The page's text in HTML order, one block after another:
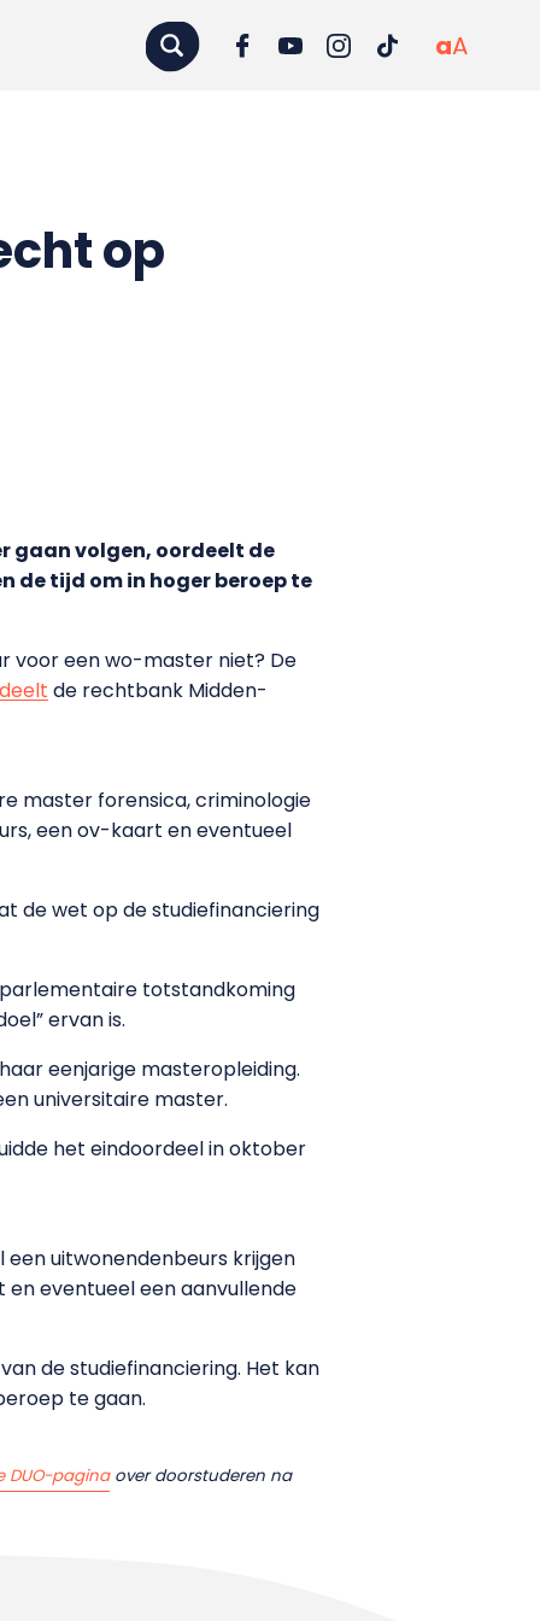
aA
op
gaan volgen, oordeelt de
de tijd om in hoger beroep te
voor een wo-master niet? De
de rechtbank Midden-
master forensica, criminologie
een ov-kaart en eventueel
de wet op de studiefinanciering
totstandkoming
ervan is.
eenjarige masteropleiding.
universitaire master.
het eindoordeel in oktober
uitwonendenbeurs krijgen
en eventueel een aanvullende
de studiefinanciering. Het kan
te gaan.
DUO-paginaover doorstuderen na